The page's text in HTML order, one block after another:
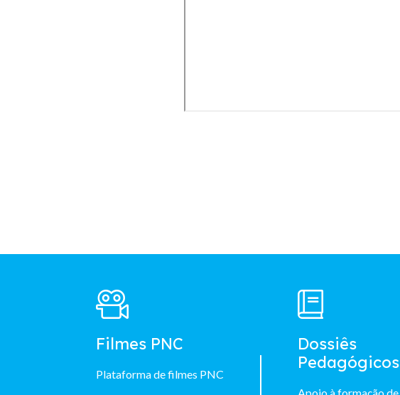
Footer
Main
Menu
Filmes PNC
Plataforma de filmes PNC
Dossiês
Pedagógicos
Apoio à formação de